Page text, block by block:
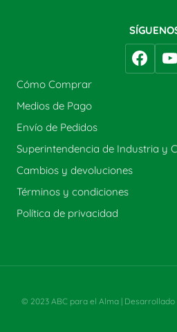
Cómo Comprar
Medios de Pago
Envío de Pedidos
Superintendencia de Industria y
Cambios y devoluciones
Términos y condiciones
Política de privacidad
© 2023 ABC para el Alma | Desarrollado